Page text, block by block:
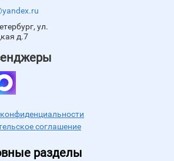
ул.
д.7
соглашение
разделы